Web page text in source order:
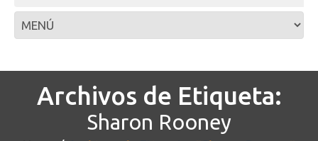
Archivos de Etiqueta:
Sharon Rooney